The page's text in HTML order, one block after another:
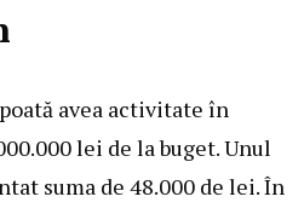
avea activitate în
lei de la buget. Unul
suma de 48.000 de lei. În